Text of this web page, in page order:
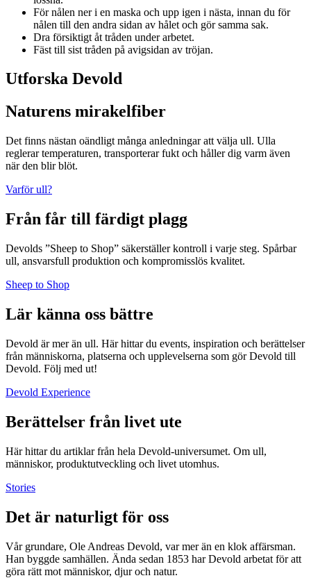
För nålen ner i en maska och upp igen i nästa, innan du för
nålen till den andra sidan av hålet och gör samma sak.
Dra försiktigt åt tråden under arbetet.
Fäst till sist tråden på avigsidan av tröjan.
Utforska Devold
Naturens mirakelfiber
Det finns nästan oändligt många anledningar att välja ull. Ulla
reglerar temperaturen, transporterar fukt och håller dig varm även
när den blir blöt.
Varför ull?
Från får till färdigt plagg
Devolds ”Sheep to Shop” säkerställer kontroll i varje steg. Spårbar
ull, ansvarsfull produktion och kompromisslös kvalitet.
Sheep to Shop
Lär känna oss bättre
Devold är mer än ull. Här hittar du events, inspiration och berättelser
från människorna, platserna och upplevelserna som gör Devold till
Devold. Följ med ut!
Devold Experience
Berättelser från livet ute
Här hittar du artiklar från hela Devold-universumet. Om ull,
människor, produktutveckling och livet utomhus.
Stories
Det är naturligt för oss
Vår grundare, Ole Andreas Devold, var mer än en klok affärsman.
Han byggde samhällen. Ända sedan 1853 har Devold arbetat för att
göra rätt mot människor, djur och natur.